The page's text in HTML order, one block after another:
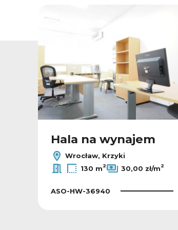
Hala na wynajem
Wrocław, Krzyki
130 m2 30,00 zł/m2
ASO-HW-36940